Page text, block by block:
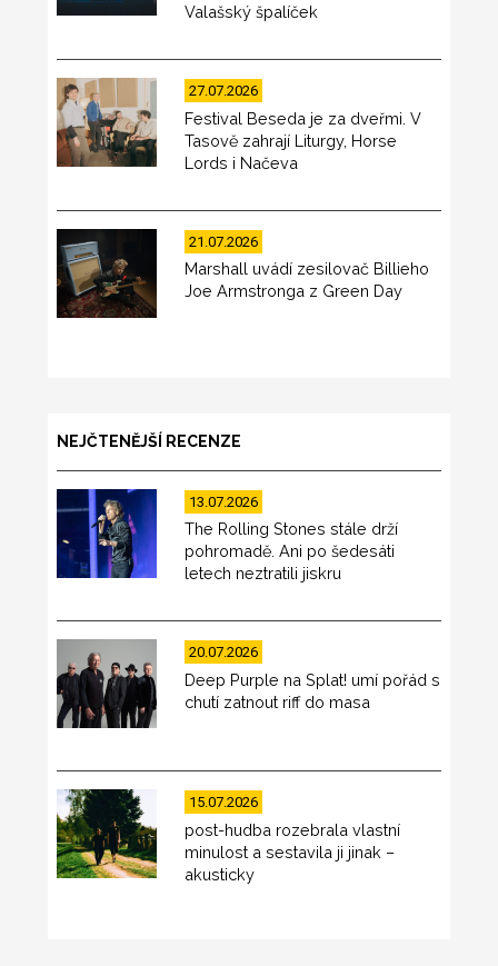
Valašský špalíček
27.07.2026
Festival Beseda je za dveřmi. V
Tasově zahrají Liturgy, Horse
Lords i Načeva
21.07.2026
Marshall uvádí zesilovač Billieho
Joe Armstronga z Green Day
NEJČTENĚJŠÍ RECENZE
13.07.2026
The Rolling Stones stále drží
pohromadě. Ani po šedesáti
letech neztratili jiskru
20.07.2026
Deep Purple na Splat! umí pořád s
chutí zatnout riff do masa
15.07.2026
post-hudba rozebrala vlastní
minulost a sestavila ji jinak –
akusticky